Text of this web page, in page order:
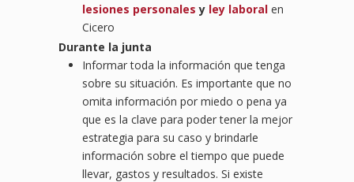
lesiones personales y ley laboral en
Cicero
Durante la junta
Informar toda la información que tenga
sobre su situación. Es importante que no
omita información por miedo o pena ya
que es la clave para poder tener la mejor
estrategia para su caso y brindarle
información sobre el tiempo que puede
llevar, gastos y resultados. Si existe